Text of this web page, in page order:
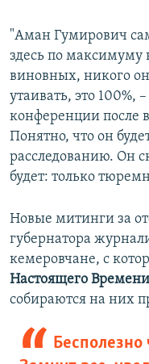
"Аман Гумирович
здесь по максимуму
виновных, никого
утаивать, это 100%,
конференции после
Понятно, что он
расследованию. Он
будет: только
Новые митинги за
губернатора
кемеровчане, с
Настоящего Времени
собираются на них
Бесполезно